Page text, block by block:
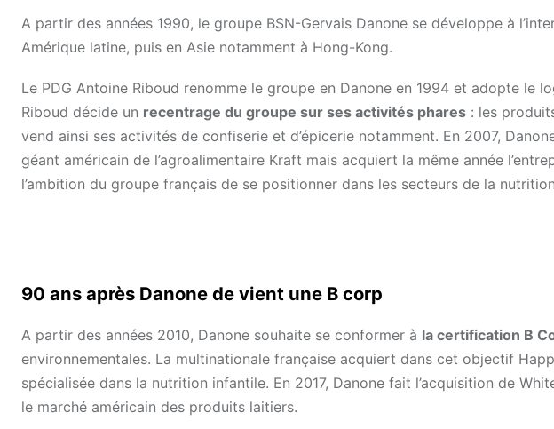
A partir des années 1990, le groupe BSN-Gervais Danone se développe à
Amérique latine, puis en Asie notamment à Hong-Kong.
Le PDG Antoine Riboud renomme le groupe en Danone en 1994 et adopte le
Riboud décide un recentrage du groupe sur ses activités phares : les
vend ainsi ses activités de confiserie et d’épicerie notamment. En 2007,
géant américain de l’agroalimentaire Kraft mais acquiert la même année
l’ambition du groupe français de se positionner dans les secteurs de la
90 ans après Danone de vient une B corp
A partir des années 2010, Danone souhaite se conformer à la certification B
environnementales. La multinationale française acquiert dans cet objectif
spécialisée dans la nutrition infantile. En 2017, Danone fait l’acquisition de
le marché américain des produits laitiers.